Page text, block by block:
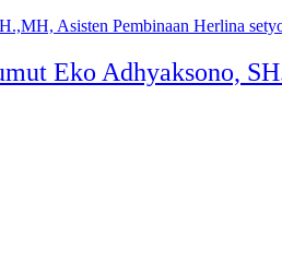
Eko Adhyaksono,